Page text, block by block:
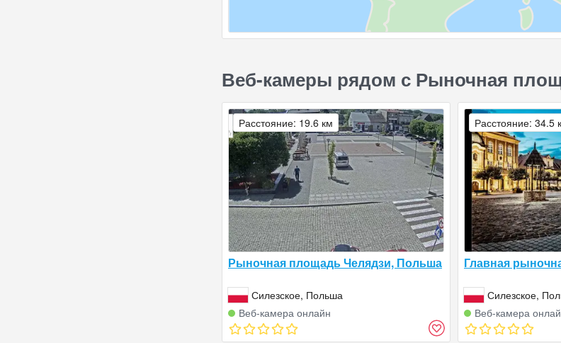
Веб-камеры рядом с Рыночная
Рыночная площадь Челядзи, Польша
Силезское, Польша
Веб‑камера онлайн
Расстояние: 19.6 км
Главная
Силезское,
Веб‑камера
Расстояние: 34.5